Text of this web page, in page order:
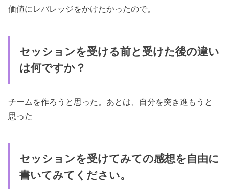
価値にレバレッジをかけたかったので。
セッションを受ける前と受けた後の違い
は何ですか？
チームを作ろうと思った。あとは、自分を突き進もうと
思った
セッションを受けてみての感想を自由に
書いてみてください。